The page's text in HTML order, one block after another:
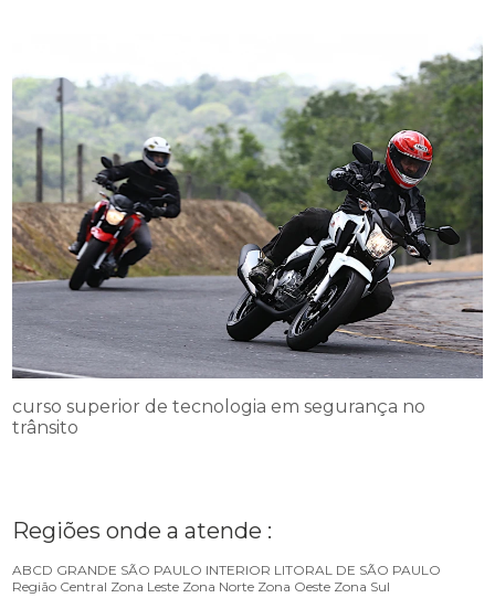
curso superior de tecnologia em segurança no
trânsito
Regiões onde a atende :
ABCD GRANDE SÃO PAULO INTERIOR LITORAL DE SÃO PAULO
Região Central Zona Leste Zona Norte Zona Oeste Zona Sul